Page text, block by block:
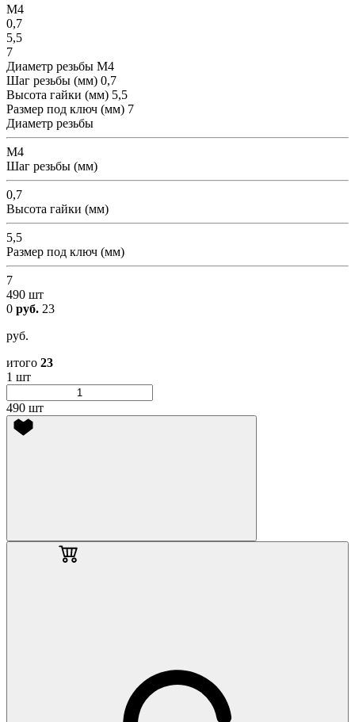
М4
0,7
5,5
7
Диаметр резьбы М4
Шаг резьбы (мм) 0,7
Высота гайки (мм) 5,5
Размер под ключ (мм) 7
Диаметр резьбы
М4
Шаг резьбы (мм)
0,7
Высота гайки (мм)
5,5
Размер под ключ (мм)
7
490 шт
0 руб. 23
руб.
итого 23
1 шт
490 шт